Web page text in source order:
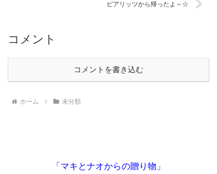
ビアリッツから帰ったよ～☆
コメント
コメントを書き込む
ホーム 未分類
「マキとナオからの贈り物」